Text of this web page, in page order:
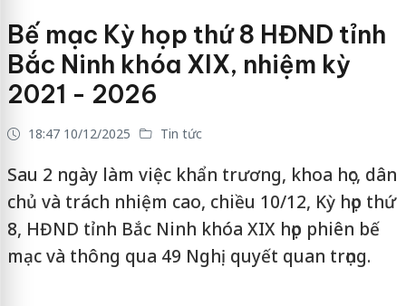
Bế mạc Kỳ họp thứ 8 HĐND tỉnh
Bắc Ninh khóa XIX, nhiệm kỳ
2021 - 2026
18:47 10/12/2025 Tin tức
Sau 2 ngày làm việc khẩn trương, khoa học, dân
chủ và trách nhiệm cao, chiều 10/12, Kỳ họp thứ
8, HĐND tỉnh Bắc Ninh khóa XIX họp phiên bế
mạc và thông qua 49 Nghị quyết quan trọng.